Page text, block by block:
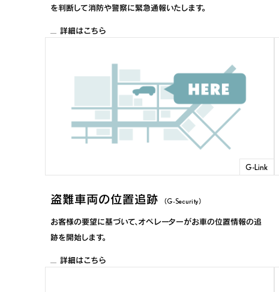
を判断して消防や警察に緊急通報いたします。
詳細はこちら
G-Link
盗難車両の位置追跡 （G-Security）
お客様の要望に基づいて、オペレーターがお車の位置情報の追
跡を開始します。
詳細はこちら